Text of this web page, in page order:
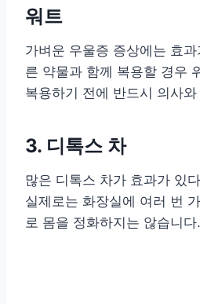
워트
가벼운 우울증 증상에는 효
른 약물과 함께 복용할 경우
복용하기 전에 반드시 의사
3. 디톡스 차
많은 디톡스 차가 효과가 있
실제로는 화장실에 여러 번
로 몸을 정화하지는 않습니다.